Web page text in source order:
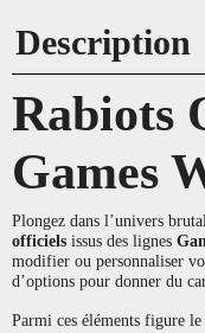
Description
Rabiots
Games
Plongez dans l’univers
officiels issus des lignes
modifier ou personnaliser
d’options pour donner du
Parmi ces éléments figure